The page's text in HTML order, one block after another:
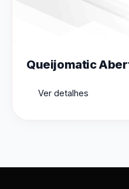
Queijomatic
Ver detalhes